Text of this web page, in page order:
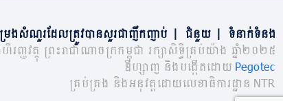
រងសំណួរដែលត្រូវបានសួរជាញឹកញាប់ ជំនួយ
ទំនាក់ទំនង
ញ្ញវត្ថុ ព្រះរាជាណាចក្រកម្ពុជា រក្សាសិទ្ធិគ្រប់យ៉ាង ឆ្នាំ២០២៥
ឌីហ្សាញ និងបង្កើតដោយ Pegotec
គ្រប់គ្រង និងអនុវត្តដោយលេខាធិការដ្ឋាន NTR